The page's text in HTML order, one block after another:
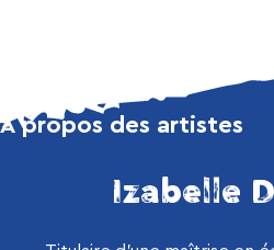
À propos des artistes
Izabelle